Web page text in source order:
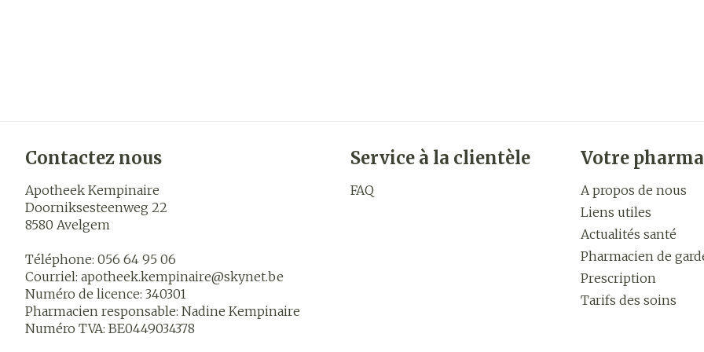
Contactez nous
Apotheek Kempinaire
Doorniksesteenweg 22
8580 Avelgem
Téléphone: 056 64 95 06
Courriel: apotheek.kempinaire@skynet.be
Numéro de licence: 340301
Pharmacien responsable: Nadine Kempinaire
Numéro TVA: BE0449034378
Service à la clientèle
FAQ
Votre
A propos de nous
Liens utiles
Actualités santé
Pharmacien de
Prescription
Tarifs des soins